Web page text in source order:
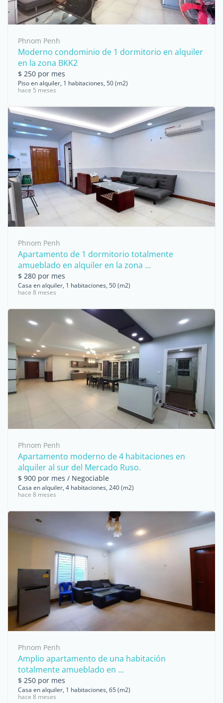
Phnom Penh
Moderno condominio de 1 dormitorio en alquiler
en la zona BKK2
$ 250 por mes
Piso en alquiler, 1 habitaciones, 50 (m2)
hace 5 meses
Phnom Penh
Apartamento de 1 dormitorio totalmente
amueblado en alquiler en la zona ...
$ 280 por mes
Casa en alquiler, 1 habitaciones, 50 (m2)
hace 8 meses
Phnom Penh
Apartamento moderno de 4 habitaciones en
alquiler al sur del Mercado Ruso.
$ 900 por mes / Negociable
Casa en alquiler, 4 habitaciones, 240 (m2)
hace 8 meses
Phnom Penh
Amplio apartamento de una habitación
totalmente amueblado en ...
$ 250 por mes
Casa en alquiler, 1 habitaciones, 65 (m2)
hace 8 meses